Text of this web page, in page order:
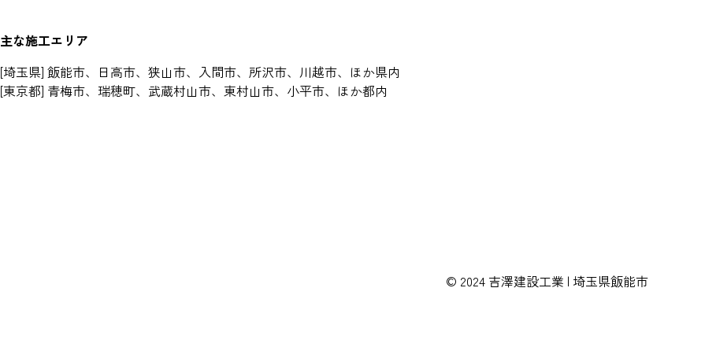
主な施工エリア
[埼玉県] 飯能市、日高市、狭山市、入間市、所沢市、川越市、ほか県内
[東京都] 青梅市、瑞穂町、武蔵村山市、東村山市、小平市、ほか都内
© 2024 吉澤建設工業 | 埼玉県飯能市